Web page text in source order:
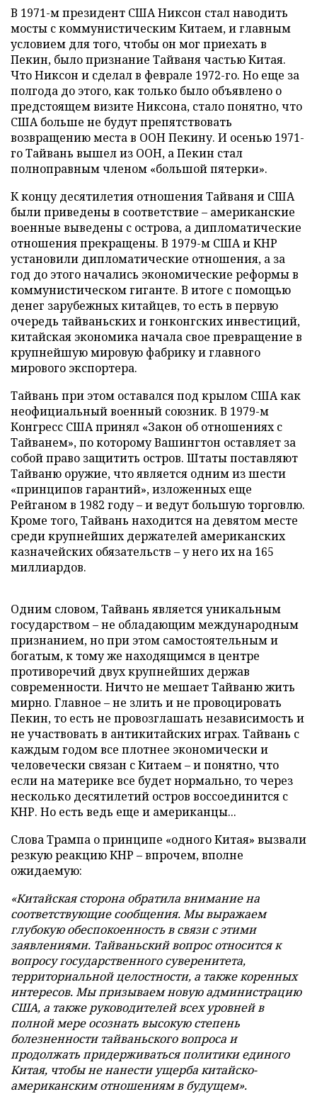
В 1971-м президент США Никсон стал наводить
мосты с коммунистическим Китаем, и главным
условием для того, чтобы он мог приехать в
Пекин, было признание Тайваня частью Китая.
Что Никсон и сделал в феврале 1972-го. Но еще за
полгода до этого, как только было объявлено о
предстоящем визите Никсона, стало понятно, что
США больше не будут препятствовать
возвращению места в ООН Пекину. И осенью 1971-
го Тайвань вышел из ООН, а Пекин стал
полноправным членом «большой пятерки».
К концу десятилетия отношения Тайваня и США
были приведены в соответствие – американские
военные выведены с острова, а дипломатические
отношения прекращены. В 1979-м США и КНР
установили дипломатические отношения, а за
год до этого начались экономические реформы в
коммунистическом гиганте. В итоге с помощью
денег зарубежных китайцев, то есть в первую
очередь тайваньских и гонконгских инвестиций,
китайская экономика начала свое превращение в
крупнейшую мировую фабрику и главного
мирового экспортера.
Тайвань при этом оставался под крылом США как
неофициальный военный союзник. В 1979-м
Конгресс США принял «Закон об отношениях с
Тайванем», по которому Вашингтон оставляет за
собой право защитить остров. Штаты поставляют
Тайваню оружие, что является одним из шести
«принципов гарантий», изложенных еще
Рейганом в 1982 году – и ведут большую торговлю.
Кроме того, Тайвань находится на девятом месте
среди крупнейших держателей американских
казначейских обязательств – у него их на 165
миллиардов.
Одним словом, Тайвань является уникальным
государством – не обладающим международным
признанием, но при этом самостоятельным и
богатым, к тому же находящимся в центре
противоречий двух крупнейших держав
современности. Ничто не мешает Тайваню жить
мирно. Главное – не злить и не провоцировать
Пекин, то есть не провозглашать независимость и
не участвовать в антикитайских играх. Тайвань с
каждым годом все плотнее экономически и
человечески связан с Китаем – и понятно, что
если на материке все будет нормально, то через
несколько десятилетий остров воссоединится с
КНР. Но есть ведь еще и американцы...
Слова Трампа о принципе «одного Китая» вызвали
резкую реакцию КНР – впрочем, вполне
ожидаемую:
«Китайская сторона обратила внимание на
соответствующие сообщения. Мы выражаем
глубокую обеспокоенность в связи с этими
заявлениями. Тайваньский вопрос относится к
вопросу государственного суверенитета,
территориальной целостности, а также коренных
интересов. Мы призываем новую администрацию
США, а также руководителей всех уровней в
полной мере осознать высокую степень
болезненности тайваньского вопроса и
продолжать придерживаться политики единого
Китая, чтобы не нанести ущерба китайско-
американским отношениям в будущем».